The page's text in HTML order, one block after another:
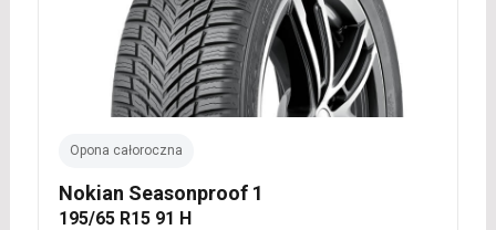
Opona całoroczna
Nokian Seasonproof 1
195/65 R15 91 H